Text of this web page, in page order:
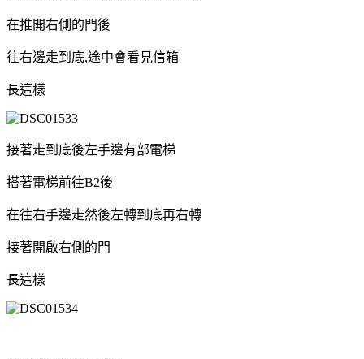
在推開右側的門後
往右邊走到底,途中會看見信箱
長這樣
接著走到底後左手邊有部電梯
搭著電梯前往B2後
在往右手邊走然後左轉到底再右轉
接著開啟右側的門
長這樣